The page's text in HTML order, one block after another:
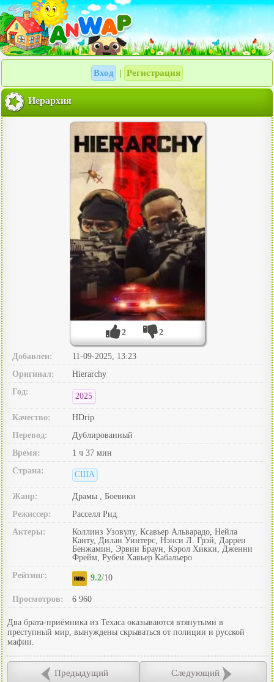
Вход Регистрация
Иерархия
2 2
Добавлен:
11-09-2025, 13:23
Оригинал:
Hierarchy
Год:
2025
Качество:
HDrip
Перевод:
Дублированный
Время:
1 ч 37 мин
Страна:
США
Жанр:
Драмы , Боевики
Режиссер:
Расселл Рид
Актеры:
Коллинз Узовулу, Ксавьер Альварадо, Нейла
Канту, Дилан Уинтерс, Нэнси Л. Грэй, Даррен
Бенжамин, Эрвин Браун, Кэрол Хикки, Дженни
Фрейм, Рубен Хавьер Кабальеро
Рейтинг:
9.2/10
Просмотров: 6 960
Два брата-приёмника из Техаса оказываются втянутыми в
преступный мир, вынуждены скрываться от полиции и русской
мафии.
Предыдущий Следующий